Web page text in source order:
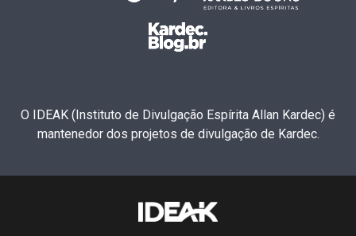
O IDEAK (Instituto de Divulgação Espírita Allan Kardec) é
mantenedor dos projetos de divulgação de Kardec.